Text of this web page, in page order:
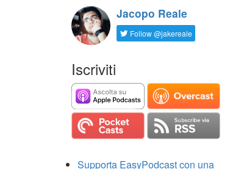
Jacopo Reale
Follow @jakereale
Iscriviti
Supporta EasyPodcast con una